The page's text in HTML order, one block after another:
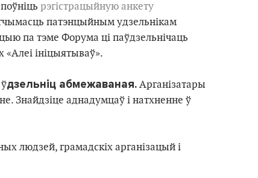
рэгістрацыйную анкету
патэнцыйным удзельнікам
па тэме Форума ці паўдзельнічаць
«Алеі ініцыятываў».
ўдзельніц абмежаваная. Арганізатары
Знайдзіце аднадумцаў і натхненне ў
людзей, грамадскіх арганізацый і